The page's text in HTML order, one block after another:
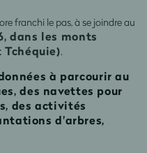
franchi le pas, à se joindre au
dans les monts
.
à parcourir au
des navettes pour
des activités
d'arbres,